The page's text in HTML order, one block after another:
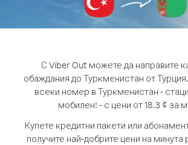
С Viber Out можете да направите
обаждания до Туркменистан от Турция.
всеки номер в Туркменистан -
мобилен! - с цени от 18.3 ¢ за
Купете кредитни пакети или
получите най-добрите цени на